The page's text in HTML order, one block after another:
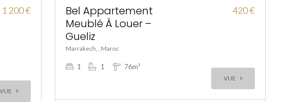
1 200 €
VUE
Bel Appartement
Meublé À Louer –
Gueliz
Marrakech, , Maroc
420 €
1 1 76m²
VUE